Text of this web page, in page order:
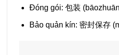
Đóng gói: 包装
Bảo quản kín: 密封保存